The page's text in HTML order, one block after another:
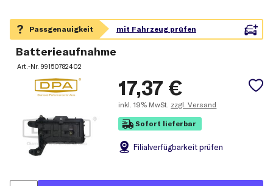
Batterieaufnahme
Art.-Nr.99150782402
17,37 €
inkl. 19% MwSt. zzgl. Versand
Sofort lieferbar
Filialverfügbarkeit prüfen